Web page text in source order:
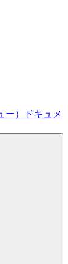
ー）ドキュメ